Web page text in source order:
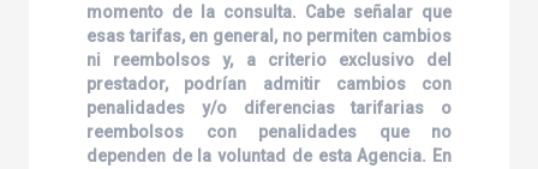
momento de la consulta. Cabe señalar que
esas tarifas, en general, no permiten cambios
ni reembolsos y, a criterio exclusivo del
prestador, podrían admitir cambios con
penalidades y/o diferencias tarifarias o
reembolsos con penalidades que no
dependen de la voluntad de esta Agencia. En